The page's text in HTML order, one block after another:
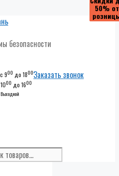
безопасности
900 до 1800
00 до 1600
Выходной
Заказать звонок
50% от
50% от
50% от
50% от